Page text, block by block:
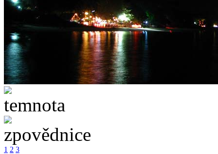
1 2 3